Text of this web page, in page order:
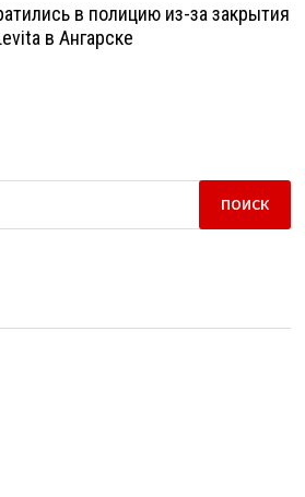
в полицию из-за закрытия
в Ангарске